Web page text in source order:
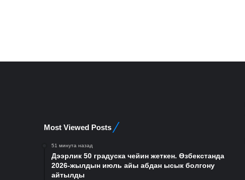
Most Viewed Posts
51 минута назад
Дээрлик 50 градуска чейин жеткен. Өзбекстанда
2026-жылдын июль айы абдан ысык болгону
айтылды